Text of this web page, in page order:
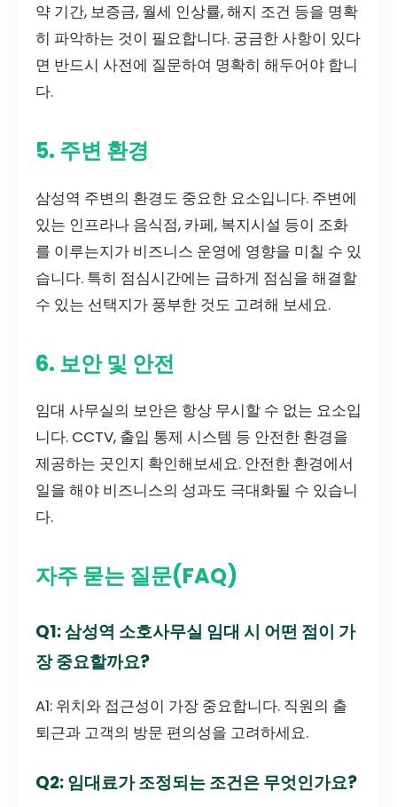
약 기간, 보증금, 월세 인상률, 해지 조건 등을 명확
히 파악하는 것이 필요합니다. 궁금한 사항이 있다
면 반드시 사전에 질문하여 명확히 해두어야 합니
다.
5. 주변 환경
삼성역 주변의 환경도 중요한 요소입니다. 주변에
있는 인프라나 음식점, 카페, 복지시설 등이 조화
를 이루는지가 비즈니스 운영에 영향을 미칠 수 있
습니다. 특히 점심시간에는 급하게 점심을 해결할
수 있는 선택지가 풍부한 것도 고려해 보세요.
6. 보안 및 안전
임대 사무실의 보안은 항상 무시할 수 없는 요소입
니다. CCTV, 출입 통제 시스템 등 안전한 환경을
제공하는 곳인지 확인해보세요. 안전한 환경에서
일을 해야 비즈니스의 성과도 극대화될 수 있습니
다.
자주 묻는 질문(FAQ)
Q1: 삼성역 소호사무실 임대 시 어떤 점이 가
장 중요할까요?
A1: 위치와 접근성이 가장 중요합니다. 직원의 출
퇴근과 고객의 방문 편의성을 고려하세요.
Q2: 임대료가 조정되는 조건은 무엇인가요?